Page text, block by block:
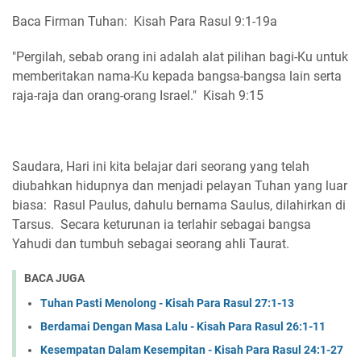
Baca Firman Tuhan: Kisah Para Rasul 9:1-19a
"Pergilah, sebab orang ini adalah alat pilihan bagi-Ku untuk
memberitakan nama-Ku kepada bangsa-bangsa lain serta
raja-raja dan orang-orang Israel." Kisah 9:15
Saudara, Hari ini kita belajar dari seorang yang telah
diubahkan hidupnya dan menjadi pelayan Tuhan yang luar
biasa: Rasul Paulus, dahulu bernama Saulus, dilahirkan di
Tarsus. Secara keturunan ia terlahir sebagai bangsa
Yahudi dan tumbuh sebagai seorang ahli Taurat.
BACA JUGA
Tuhan Pasti Menolong - Kisah Para Rasul 27:1-13
Berdamai Dengan Masa Lalu - Kisah Para Rasul 26:1-11
Kesempatan Dalam Kesempitan - Kisah Para Rasul 24:1-27